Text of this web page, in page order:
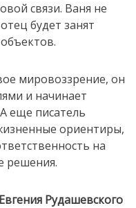
связи. Ваня не
будет занят
мировоззрение, он
и начинает
еще писатель
ориентиры,
на
решения.
Рудашевского